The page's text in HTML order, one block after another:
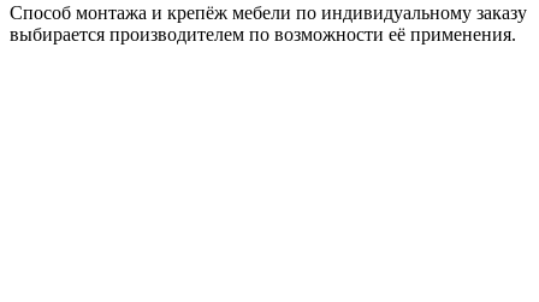
Способ монтажа и крепёж мебели по индивидуальному заказу
выбирается производителем по возможности её применения.